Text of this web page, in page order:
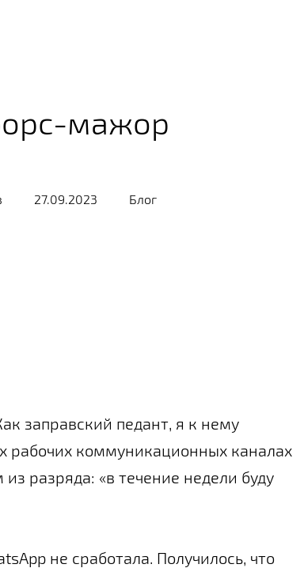
мажор
27.09.2023 Блог
заправский педант, я к нему
рабочих коммуникационных каналах
разряда: «в течение недели буду
не сработала. Получилось, что